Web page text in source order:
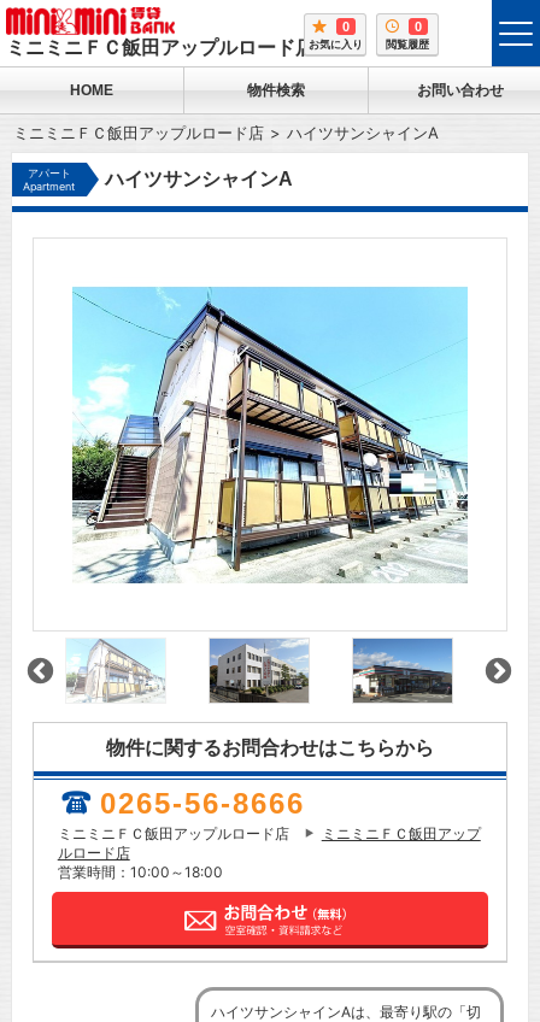
ミニミニＦＣ飯田アップルロード店
0
お気に入り
0
閲覧履歴
HOME 物件検索 お問い合わせ
ミニミニＦＣ飯田アップルロード店 ハイツサンシャインA
アパート
Apartment
ハイツサンシャインA
物件に関するお問合わせはこちらから
0265-56-8666
ミニミニＦＣ飯田アップルロード店
ミニミニＦＣ飯田アップ
ルロード店
営業時間：10:00～18:00
ハイツサンシャインAは、最寄り駅の「切